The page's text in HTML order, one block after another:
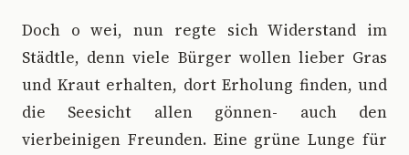
Doch o wei, nun regte sich Widerstand im
Städtle, denn viele Bürger wollen lieber Gras
und Kraut erhalten, dort Erholung finden, und
die Seesicht allen gönnen- auch den
vierbeinigen Freunden. Eine grüne Lunge für